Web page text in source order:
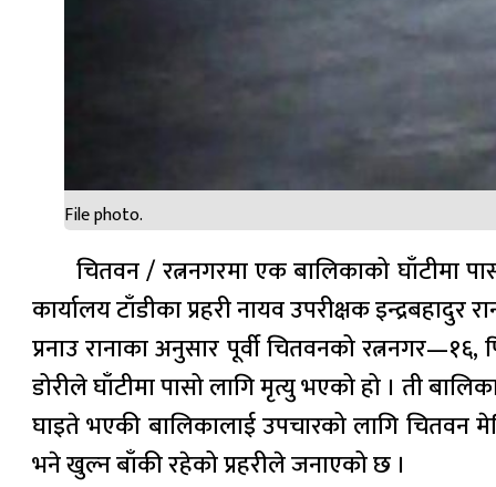
File photo.
चितवन / रत्ननगरमा एक बालिकाको घाँटीमा
कार्यालय टाँडीका प्रहरी नायव उपरीक्षक इन्द्रबहादुर
प्रनाउ रानाका अनुसार पूर्वी चितवनको
डोरीले घाँटीमा पासो लागि मृत्यु भएको हो । ती
घाइते भएकी बालिकालाई उपचारको लागि
भने खुल्न बाँकी रहेको प्रहरीले जनाएको छ ।